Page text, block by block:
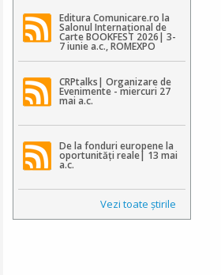
Editura Comunicare.ro la
Salonul Internațional de
Carte BOOKFEST 2026| 3-
7 iunie a.c., ROMEXPO
CRPtalks| Organizare de
Evenimente - miercuri 27
mai a.c.
De la fonduri europene la
oportunități reale| 13 mai
a.c.
Vezi toate ştirile